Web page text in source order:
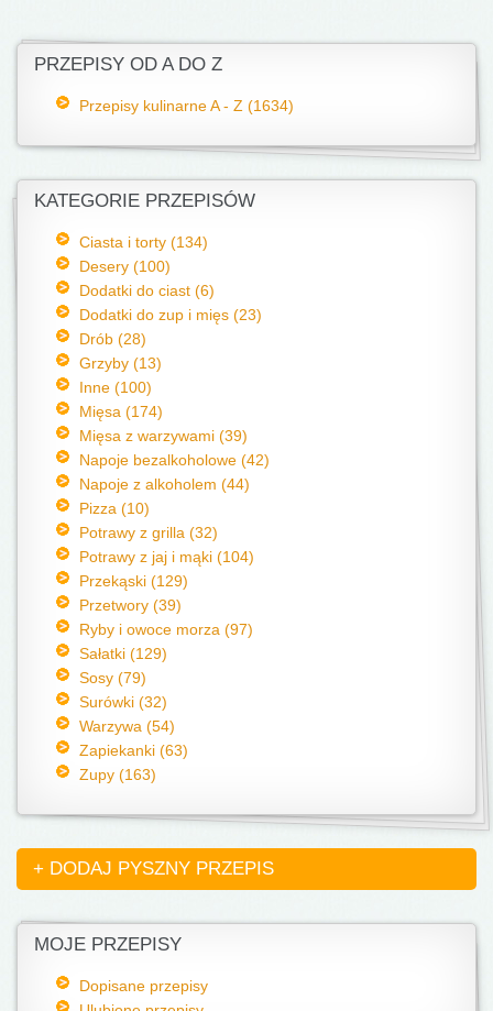
PRZEPISY OD A DO Z
Przepisy kulinarne A - Z (1634)
KATEGORIE PRZEPISÓW
Ciasta i torty (134)
Desery (100)
Dodatki do ciast (6)
Dodatki do zup i mięs (23)
Drób (28)
Grzyby (13)
Inne (100)
Mięsa (174)
Mięsa z warzywami (39)
Napoje bezalkoholowe (42)
Napoje z alkoholem (44)
Pizza (10)
Potrawy z grilla (32)
Potrawy z jaj i mąki (104)
Przekąski (129)
Przetwory (39)
Ryby i owoce morza (97)
Sałatki (129)
Sosy (79)
Surówki (32)
Warzywa (54)
Zapiekanki (63)
Zupy (163)
+ DODAJ PYSZNY PRZEPIS
MOJE PRZEPISY
Dopisane przepisy